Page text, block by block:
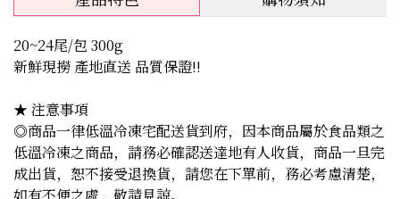
20~24尾/包 300g
新鮮現撈 產地直送 品質保證!!
★ 注意事項
◎商品一律低溫冷凍宅配送貨到府，因本商品屬於食品類之
低溫冷凍之商品，請務必確認送達地有人收貨，商品一旦完
成出貨，恕不接受退換貨，請您在下單前，務必考慮清楚，